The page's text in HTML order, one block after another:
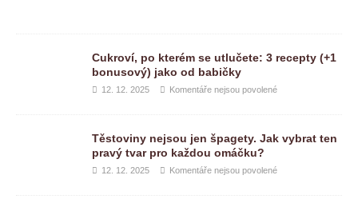
Cukroví, po kterém se utlučete: 3 recepty (+1
bonusový) jako od babičky
12. 12. 2025 Komentáře nejsou povolené
Těstoviny nejsou jen špagety. Jak vybrat ten
pravý tvar pro každou omáčku?
12. 12. 2025 Komentáře nejsou povolené